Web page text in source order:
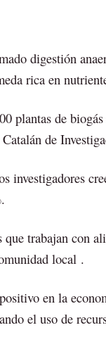
digestión
rica en
plantas de
de
investigadores
trabajan con
local .
en la
el uso de